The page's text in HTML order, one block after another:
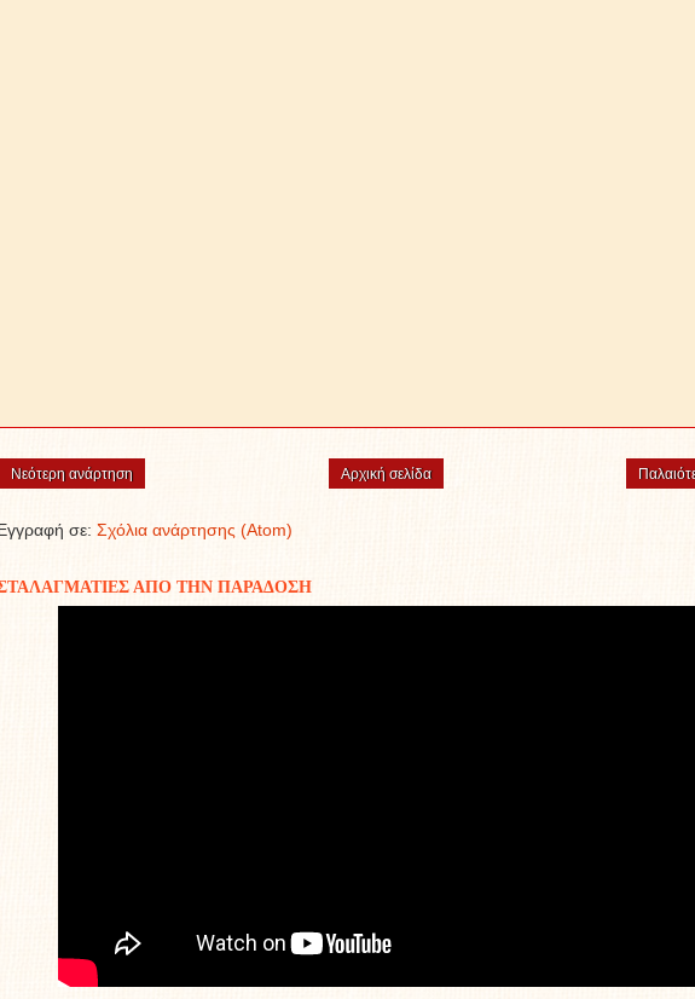
Νεότερη ανάρτηση Αρχική σελίδα
Εγγραφή σε: Σχόλια ανάρτησης (Atom)
ΑΠΟ ΤΗΝ ΠΑΡΑΔΟΣΗ